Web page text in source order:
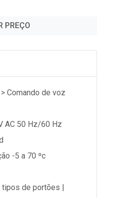
PREÇO
Comando de voz
AC 50 Hz/60 Hz
-5 a 70 ºc
de portões |